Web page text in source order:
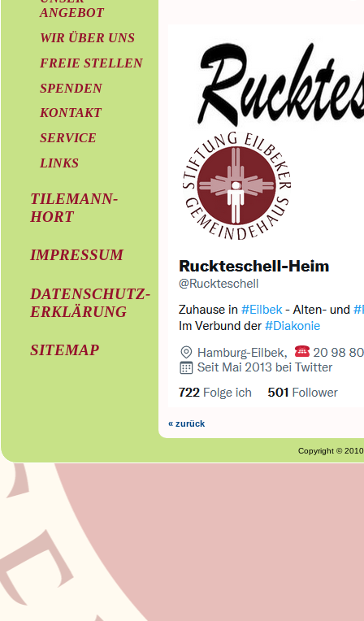
ANGEBOT
WIR ÜBER UNS
FREIE STELLEN
SPENDEN
KONTAKT
SERVICE
LINKS
TILEMANN-
HORT
IMPRESSUM
DATENSCHUTZ-
ERKLÄRUNG
SITEMAP
« zurück
Copyright ©